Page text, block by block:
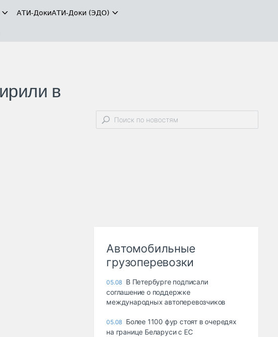
АТИ-ДокиАТИ-Доки (ЭДО)
в
Автомобильные
грузоперевозки
05.08 В Петербурге подписали
соглашение о поддержке
международных автоперевозчиков
05.08 Более 1100 фур стоят в очередях
на границе Беларуси с ЕС